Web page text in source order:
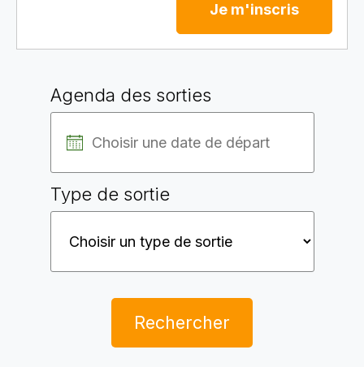
Je m'inscris
Agenda des sorties
Type de sortie
Rechercher